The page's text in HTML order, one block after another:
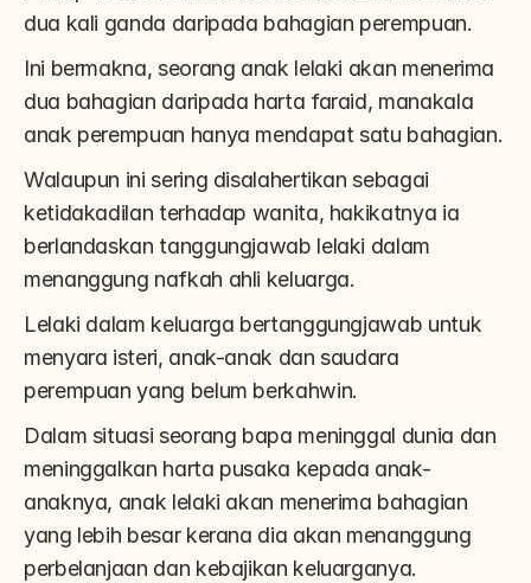
dua kali ganda daripada bahagian perempuan.
Ini bermakna, seorang anak lelaki akan menerima
dua bahagian daripada harta faraid, manakala
anak perempuan hanya mendapat satu bahagian.
Walaupun ini sering disalahertikan sebagai
ketidakadilan terhadap wanita, hakikatnya ia
berlandaskan tanggungjawab lelaki dalam
menanggung nafkah ahli keluarga.
Lelaki dalam keluarga bertanggungjawab untuk
menyara isteri, anak-anak dan saudara
perempuan yang belum berkahwin.
Dalam situasi seorang bapa meninggal dunia dan
meninggalkan harta pusaka kepada anak-
anaknya, anak lelaki akan menerima bahagian
yang lebih besar kerana dia akan menanggung
perbelanjaan dan kebajikan keluarganya.